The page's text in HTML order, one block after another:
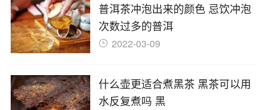
普洱茶冲泡出来的颜色 忌饮冲泡
次数过多的普洱
2022-03-09
什么壶更适合煮黑茶 黑茶可以用
水反复煮吗 黑